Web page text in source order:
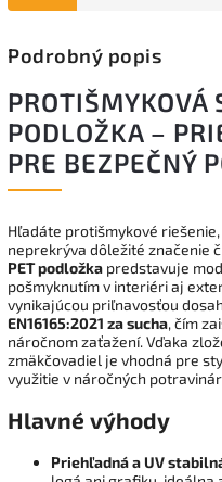
Podrobný popis
PROTIŠMYKOVÁ
PODLOŽKA –
PRE BEZPEČNÝ
Hľadáte protišmykové
neprekrýva dôležité značenie
PET podložka predstavuje
pošmyknutím v interiéri aj
vynikajúcou priľnavosťou
EN16165:2021 za sucha, čím
náročnom zaťažení. Vďaka
zmäkčovadiel je vhodná pre
využitie v náročných
Hlavné výhody
Priehľadná a UV